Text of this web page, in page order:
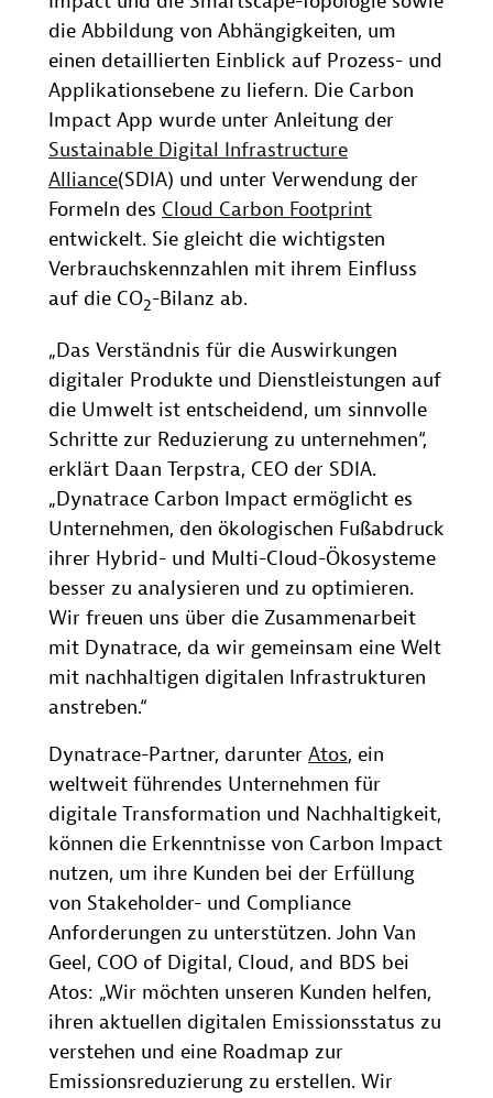
die Abbildung von Abhängigkeiten, um
einen detaillierten Einblick auf Prozess- und
Applikationsebene zu liefern. Die Carbon
Impact App wurde unter Anleitung der
Sustainable Digital Infrastructure
Alliance(SDIA) und unter Verwendung der
Formeln des Cloud Carbon Footprint
entwickelt. Sie gleicht die wichtigsten
Verbrauchskennzahlen mit ihrem Einfluss
auf die CO2-Bilanz ab.
„Das Verständnis für die Auswirkungen
digitaler Produkte und Dienstleistungen auf
die Umwelt ist entscheidend, um sinnvolle
Schritte zur Reduzierung zu unternehmen“,
erklärt Daan Terpstra, CEO der SDIA.
„Dynatrace Carbon Impact ermöglicht es
Unternehmen, den ökologischen Fußabdruck
ihrer Hybrid- und Multi-Cloud-Ökosysteme
besser zu analysieren und zu optimieren.
Wir freuen uns über die Zusammenarbeit
mit Dynatrace, da wir gemeinsam eine Welt
mit nachhaltigen digitalen Infrastrukturen
anstreben.“
Dynatrace-Partner, darunter Atos, ein
weltweit führendes Unternehmen für
digitale Transformation und Nachhaltigkeit,
können die Erkenntnisse von Carbon Impact
nutzen, um ihre Kunden bei der Erfüllung
von Stakeholder- und Compliance
Anforderungen zu unterstützen. John Van
Geel, COO of Digital, Cloud, and BDS bei
Atos: „Wir möchten unseren Kunden helfen,
ihren aktuellen digitalen Emissionsstatus zu
verstehen und eine Roadmap zur
Emissionsreduzierung zu erstellen. Wir